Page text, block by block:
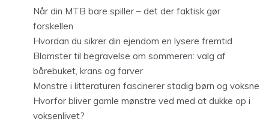
Når din MTB bare spiller – det der faktisk gør
forskellen
Hvordan du sikrer din ejendom en lysere fremtid
Blomster til begravelse om sommeren: valg af
bårebuket, krans og farver
Monstre i litteraturen fascinerer stadig børn og voksne
Hvorfor bliver gamle mønstre ved med at dukke op i
voksenlivet?